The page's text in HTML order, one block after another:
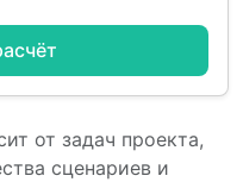
от задач проекта,
сценариев и